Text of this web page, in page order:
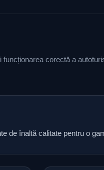
corectă a
de înaltă calitate pentru o